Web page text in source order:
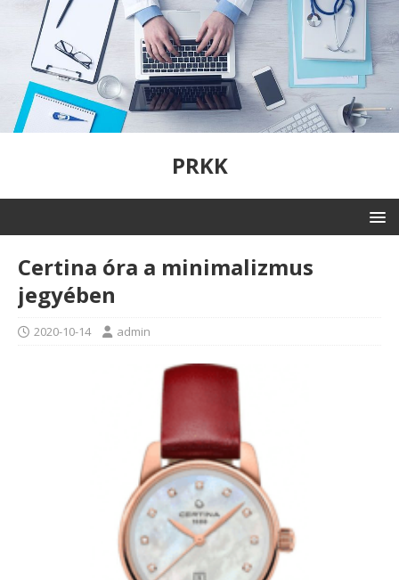
PRKK
Certina óra a minimalizmus
jegyében
2020-10-14 admin